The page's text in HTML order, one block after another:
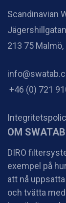
Scandinavian
213 75 Malmö,
+46 (0) 721
OM SWATAB
DIRO
exempel på
att nå
och tvätta